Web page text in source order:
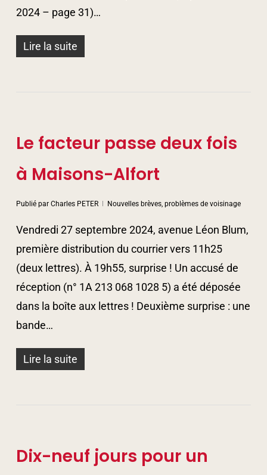
2024 – page 31)…
Lire la suite
Le facteur passe deux fois
à Maisons-Alfort
Publié par Charles PETER Nouvelles brèves, problèmes de voisinage
Vendredi 27 septembre 2024, avenue Léon Blum,
première distribution du courrier vers 11h25
(deux lettres). À 19h55, surprise ! Un accusé de
réception (n° 1A 213 068 1028 5) a été déposée
dans la boîte aux lettres ! Deuxième surprise : une
bande…
Lire la suite
Dix-neuf jours pour un